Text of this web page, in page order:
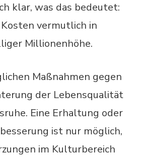
klar, was das bedeutet:
vermutlich in
Millionenhöhe.
Maßnahmen gegen
der Lebensqualität
Eine Erhaltung oder
ist nur möglich,
im Kulturbereich